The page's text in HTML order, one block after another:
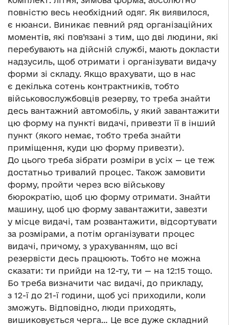
повністю весь необхідний одяг. Як виявилося,
є нюанси. Виникає певний ряд організаційних
моментів, які пов’язані з тим, що дві людини, які
перебувають на дійсній службі, мають докласти
надзусиль, щоб отримати і організувати видачу
форми зі складу. Якщо врахувати, що в нас
є декілька сотень контрактників, тобто
військовослужбовців резерву, то треба знайти
десь вантажний автомобіль, у який завантажити
цю форму на пункті видачі, привезти її в інший
пункт (якого немає, тобто треба знайти
приміщення, куди цю форму привезти).
До цього треба зібрати розміри в усіх — це теж
достатньо тривалий процес. Також замовити
форму, пройти через всю військову
бюрократію, щоб цю форму отримати. Знайти
машину, щоб цю форму завантажити, завезти
у місце видачі, там розвантажити, відсортувати
за розмірами, а потім організувати процес
видачі, причому, з урахуванням, що всі
резервісти десь працюють. Тобто не можна
сказати: ти прийди на 12-ту, ти — на 12:15 тощо.
Бо треба визначити час видачі, до прикладу,
з 12-ї до 21-ї години, щоб усі приходили, коли
зможуть. Відповідно, люди приходять,
вишиковується черга… Це все дуже складний